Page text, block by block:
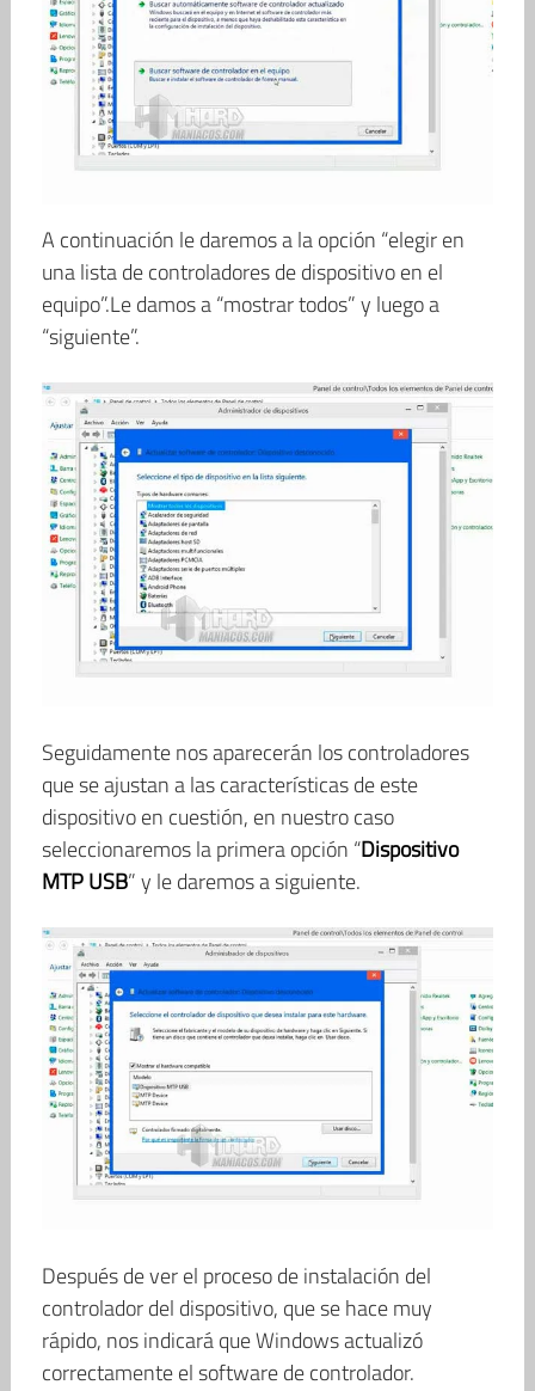
A continuación le daremos a la opción “elegir en
una lista de controladores de dispositivo en el
equipo”.Le damos a “mostrar todos” y luego a
“siguiente”.
Seguidamente nos aparecerán los controladores
que se ajustan a las características de este
dispositivo en cuestión, en nuestro caso
seleccionaremos la primera opción “Dispositivo
MTP USB” y le daremos a siguiente.
Después de ver el proceso de instalación del
controlador del dispositivo, que se hace muy
rápido, nos indicará que Windows actualizó
correctamente el software de controlador.